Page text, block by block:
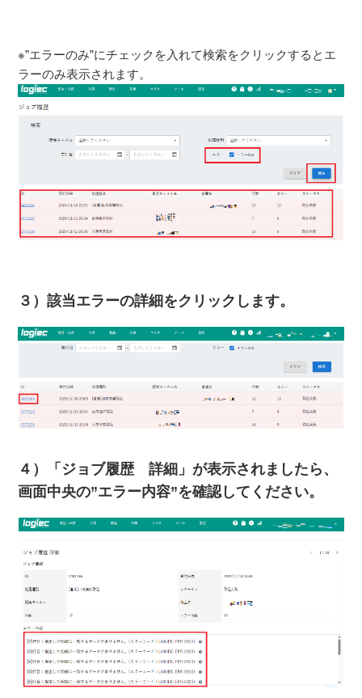
※”エラーのみ”にチェックを入れて検索をクリックするとエ
ラーのみ表示されます。
３）該当エラーの詳細をクリックします。
４）「ジョブ履歴 詳細」が表示されましたら、
画面中央の”エラー内容”を確認してください。